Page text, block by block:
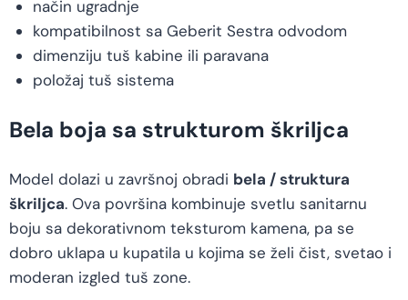
način ugradnje
kompatibilnost sa Geberit Sestra odvodom
dimenziju tuš kabine ili paravana
položaj tuš sistema
Bela boja sa strukturom škriljca
Model dolazi u završnoj obradi bela / struktura
škriljca. Ova površina kombinuje svetlu sanitarnu
boju sa dekorativnom teksturom kamena, pa se
dobro uklapa u kupatila u kojima se želi čist, svetao i
moderan izgled tuš zone.